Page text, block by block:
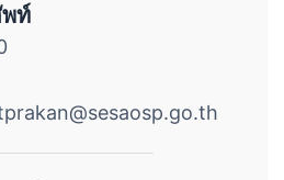
พท์